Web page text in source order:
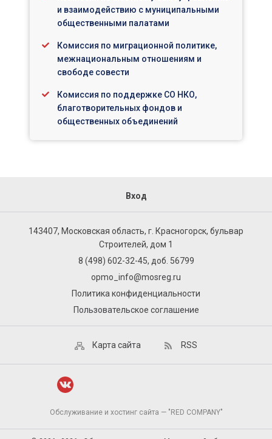
и взаимодействию с муниципальными
общественными палатами
Комиссия по миграционной политике,
межнациональным отношениям и
свободе совести
Комиссия по поддержке СО НКО,
благотворительных фондов и
общественных объединений
Вход
143407, Московская область, г. Красногорск, бульвар
Строителей, дом 1
8 (498) 602-32-45, доб. 56799
opmo_info@mosreg.ru
Политика конфиденциальности
Пользовательское соглашение
Карта сайта RSS
Обслуживание и хостинг сайта — "RED COMPANY"